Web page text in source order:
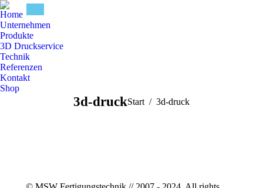
Home
Unternehmen
Produkte
3D Druckservice
Technik
Referenzen
Kontakt
Shop
3d-druckSie befinden sich hier:
Start 3d-druck